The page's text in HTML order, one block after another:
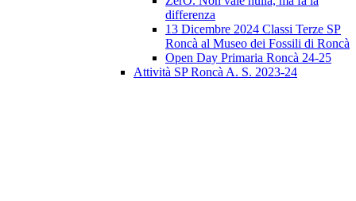
differenza
13 Dicembre 2024 Classi Terze SP
Roncà al Museo dei Fossili di Roncà
Open Day Primaria Roncà 24-25
Attività SP Roncà A. S. 2023-24